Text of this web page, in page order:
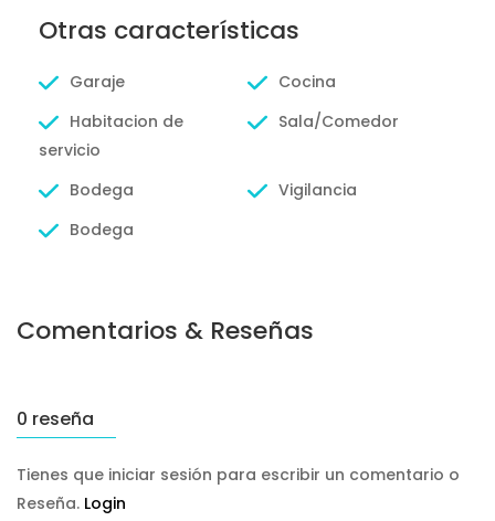
Otras características
Garaje
Cocina
Habitacion de
servicio
Sala/Comedor
Bodega
Vigilancia
Bodega
Comentarios & Reseñas
0 reseña
Tienes que iniciar sesión para escribir un comentario o
Reseña. Login